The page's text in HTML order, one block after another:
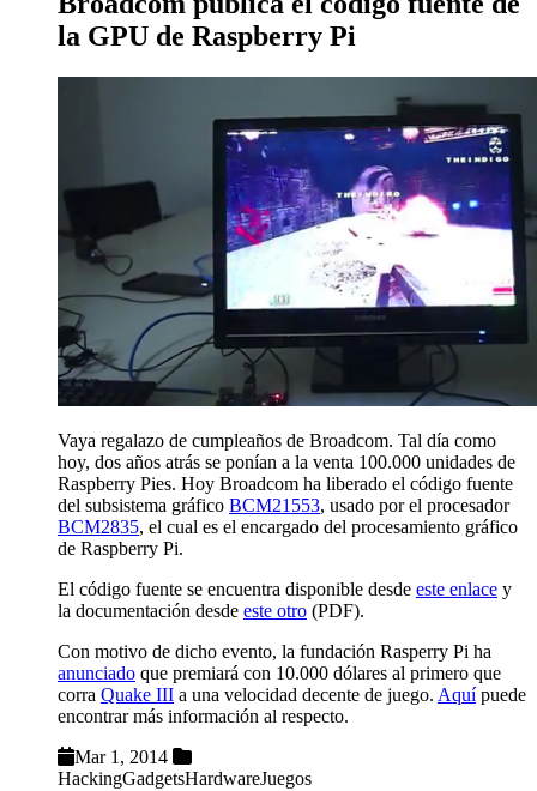
la GPU de Raspberry Pi
Vaya regalazo de cumpleaños de Broadcom. Tal día como
hoy, dos años atrás se ponían a la venta 100.000 unidades de
Raspberry Pies. Hoy Broadcom ha liberado el código fuente
del subsistema gráfico BCM21553, usado por el procesador
BCM2835, el cual es el encargado del procesamiento gráfico
de Raspberry Pi.
El código fuente se encuentra disponible desde este enlace y
la documentación desde este otro (PDF).
Con motivo de dicho evento, la fundación Rasperry Pi ha
anunciado que premiará con 10.000 dólares al primero que
corra Quake III a una velocidad decente de juego. Aquípuede
encontrar más información al respecto.
Mar 1, 2014
HackingGadgetsHardwareJuegos